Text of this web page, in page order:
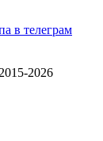
в телеграм
2026